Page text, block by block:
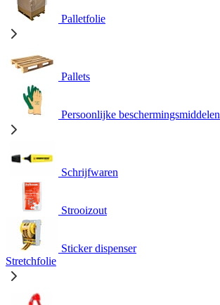
Palletfolie
Pallets
Persoonlijke beschermingsmiddelen
Schrijfwaren
Strooizout
Sticker dispenser
Stretchfolie